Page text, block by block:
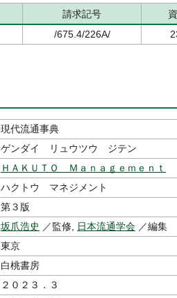
請求記号
/675.4/226A/
現代流通事典
ゲンダイ リュウツウ ジテン
ＨＡＫＵＴＯ Ｍａｎａｇｅｍｅｎｔ
ハクトウ マネジメント
第３版
坂爪浩史 ／監修, 日本流通学会 ／編集
東京
白桃書房
２０２３．３